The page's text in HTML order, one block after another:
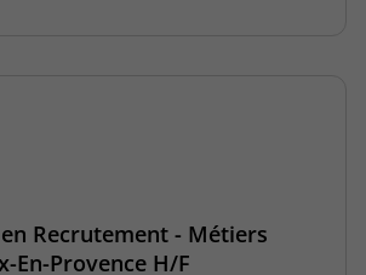
Recrutement - Métiers
En-Provence H/F